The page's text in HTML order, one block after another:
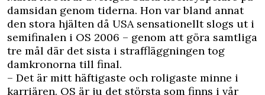
damsidan genom tiderna. Hon var bland annat
den stora hjälten då USA sensationellt slogs ut i
semifinalen i OS 2006 – genom att göra samtliga
tre mål där det sista i straffläggningen tog
damkronorna till final.
– Det är mitt häftigaste och roligaste minne i
karriären. OS är ju det största som finns i vår